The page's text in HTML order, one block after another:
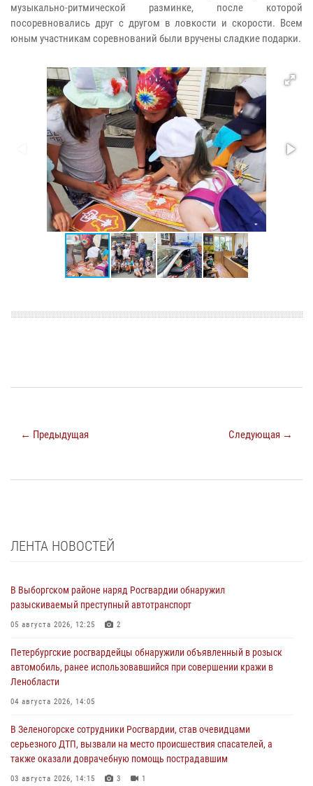
музыкально-ритмической разминке, после которой
посоревновались друг с другом в ловкости и скорости. Всем
юным участникам соревнований были вручены сладкие подарки.
← Предыдущая Следующая →
ЛЕНТА НОВОСТЕЙ
В Выборгском районе наряд Росгвардии обнаружил
разыскиваемый преступный автотранспорт
05 августа 2026, 12:25 2
Петербургские росгвардейцы обнаружили объявленный в розыск
автомобиль, ранее использовавшийся при совершении кражи в
Ленобласти
04 августа 2026, 14:05
В Зеленогорске сотрудники Росгвардии, став очевидцами
серьезного ДТП, вызвали на место происшествия спасателей, а
также оказали доврачебную помощь пострадавшим
03 августа 2026, 14:15 3 1